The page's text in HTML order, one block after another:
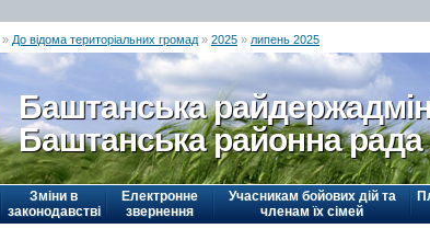
» До відома територіальних громад » 2025 » липень 2025
Баштанська
Баштанська районна рада
Зміни в
законодавстві
Електронне
звернення
Учасникам бойових дій та
членам їх сімей